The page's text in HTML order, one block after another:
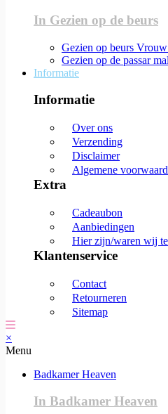
In Gezien op de beurs
Gezien op beurs
Gezien op de passar
Informatie
Informatie
Over ons
Verzending
Disclaimer
Algemene
Extra
Cadeaubon
Aanbiedingen
Hier zijn/waren wij
Klantenservice
Contact
Retourneren
Sitemap
×
Menu
Badkamer Heaven
In Badkamer Heaven